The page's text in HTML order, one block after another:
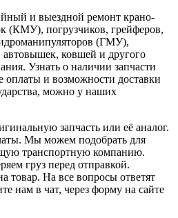
и выездной ремонт крано-
(КМУ), погрузчиков, грейферов,
(ГМУ),
автовышек, ковшей и другого
Узнать о наличии запчасти
и возможности доставки
можно у наших
запчасть или её аналог.
Мы можем подобрать для
транспортную компанию.
груз перед отправкой.
товар. На все вопросы ответят
нам в чат, через форму на сайте